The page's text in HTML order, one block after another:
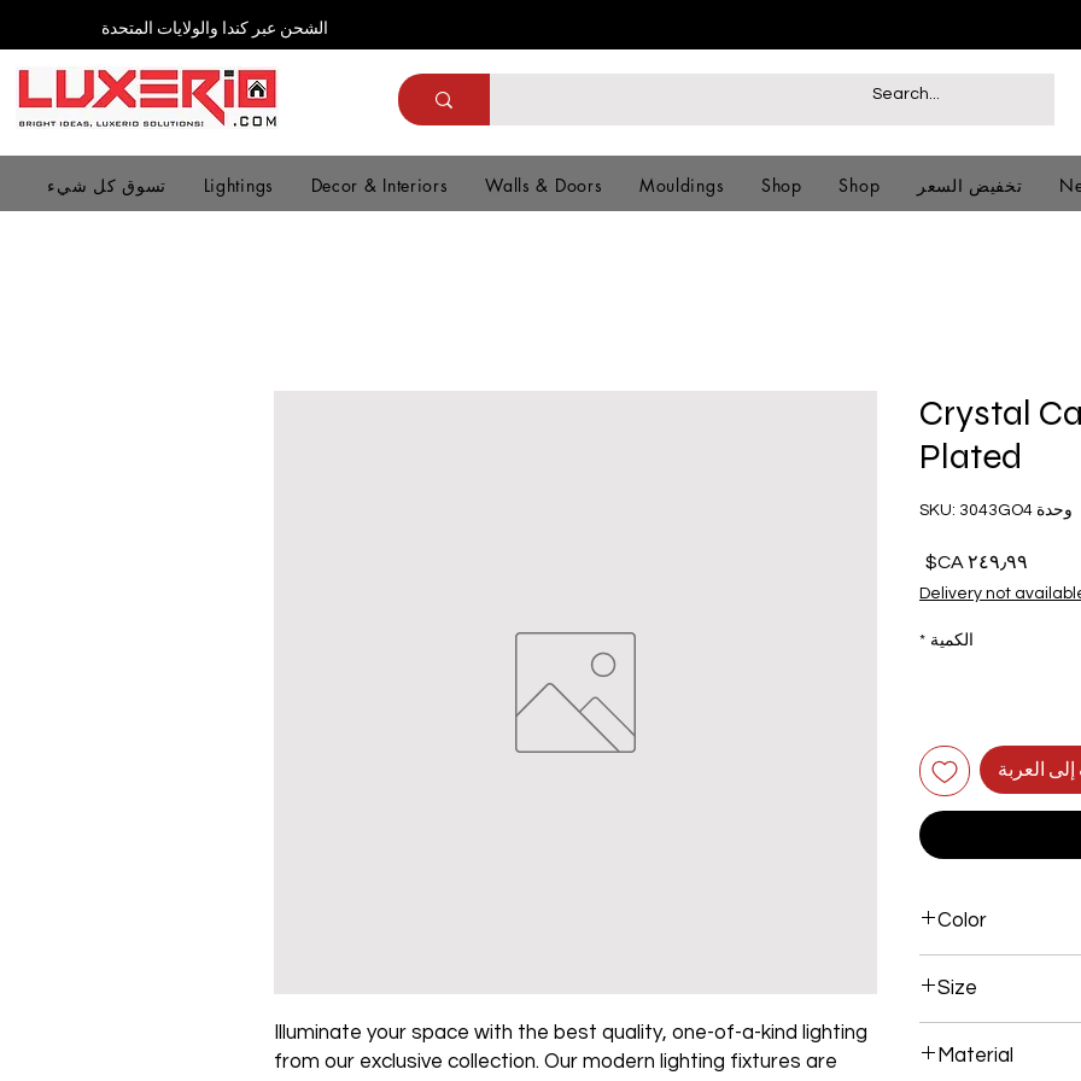
الشحن عبر كندا والولايات المتحدة
تسوق كل شيء Lightings Decor & Interiors Walls & Doors Mouldings Shop Shop تخفيض السعر
Illuminate your space with the best quality, one-of-a-kind lighting
from our exclusive collection. Our modern lighting fixtures are
Crystal
Plated
وحدة SKU: 3043GO4
السعر
Delivery not
الكمية *
العربة
Color
Size
Material